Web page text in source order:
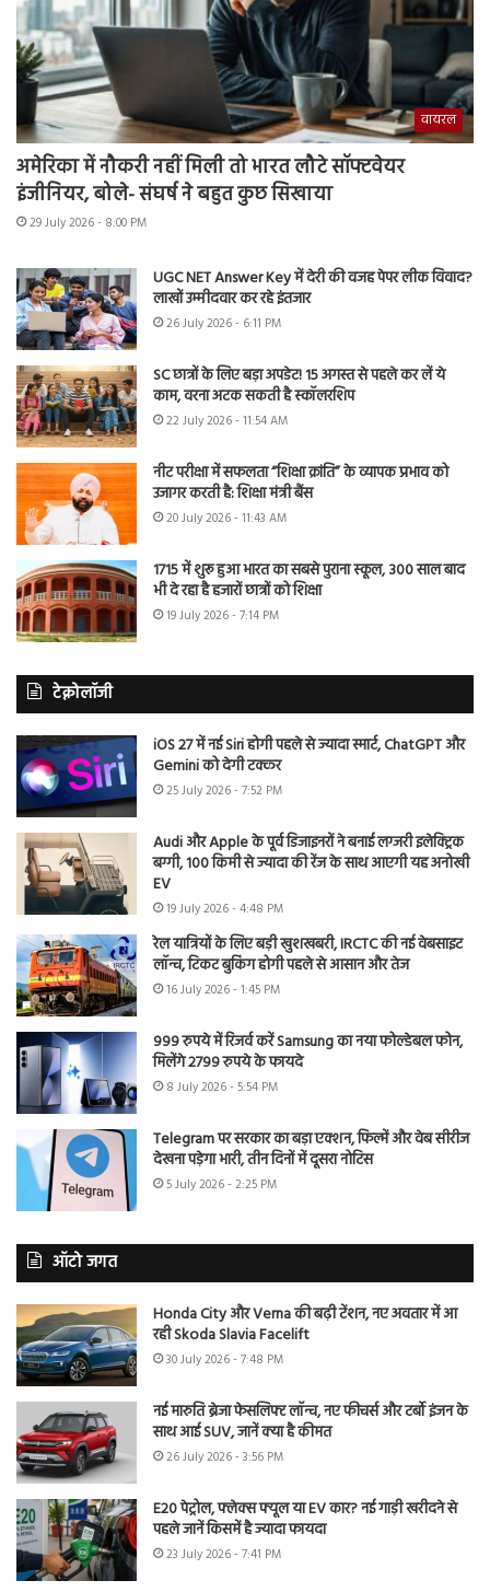
वायरल
अमेरिका में नौकरी नहीं मिली तो भारत लौटे सॉफ्टवेयर
इंजीनियर, बोले- संघर्ष ने बहुत कुछ सिखाया
29 July 2026 - 8:00 PM
UGC NET Answer Key में देरी की वजह पेपर लीक विवाद?
लाखों उम्मीदवार कर रहे इंतजार
26 July 2026 - 6:11 PM
SC छात्रों के लिए बड़ा अपडेट! 15 अगस्त से पहले कर लें ये
काम, वरना अटक सकती है स्कॉलरशिप
22 July 2026 - 11:54 AM
नीट परीक्षा में सफलता “शिक्षा क्रांति” के व्यापक प्रभाव को
उजागर करती है: शिक्षा मंत्री बैंस
20 July 2026 - 11:43 AM
1715 में शुरू हुआ भारत का सबसे पुराना स्कूल, 300 साल बाद
भी दे रहा है हजारों छात्रों को शिक्षा
19 July 2026 - 7:14 PM
टेक्नोलॉजी
iOS 27 में नई Siri होगी पहले से ज्यादा स्मार्ट, ChatGPT और
Gemini को देगी टक्कर
25 July 2026 - 7:52 PM
Audi और Apple के पूर्व डिजाइनरों ने बनाई लग्जरी इलेक्ट्रिक
बग्गी, 100 किमी से ज्यादा की रेंज के साथ आएगी यह अनोखी
EV
19 July 2026 - 4:48 PM
रेल यात्रियों के लिए बड़ी खुशखबरी, IRCTC की नई वेबसाइट
लॉन्च, टिकट बुकिंग होगी पहले से आसान और तेज
16 July 2026 - 1:45 PM
999 रुपये में रिजर्व करें Samsung का नया फोल्डेबल फोन,
मिलेंगे 2799 रुपये के फायदे
8 July 2026 - 5:54 PM
Telegram पर सरकार का बड़ा एक्शन, फिल्में और वेब सीरीज
देखना पड़ेगा भारी, तीन दिनों में दूसरा नोटिस
5 July 2026 - 2:25 PM
ऑटो जगत
Honda City और Verna की बढ़ी टेंशन, नए अवतार में आ
रही Skoda Slavia Facelift
30 July 2026 - 7:48 PM
नई मारुति ब्रेजा फेसलिफ्ट लॉन्च, नए फीचर्स और टर्बो इंजन के
साथ आई SUV, जानें क्या है कीमत
26 July 2026 - 3:56 PM
E20 पेट्रोल, फ्लेक्स फ्यूल या EV कार? नई गाड़ी खरीदने से
पहले जानें किसमें है ज्यादा फायदा
23 July 2026 - 7:41 PM